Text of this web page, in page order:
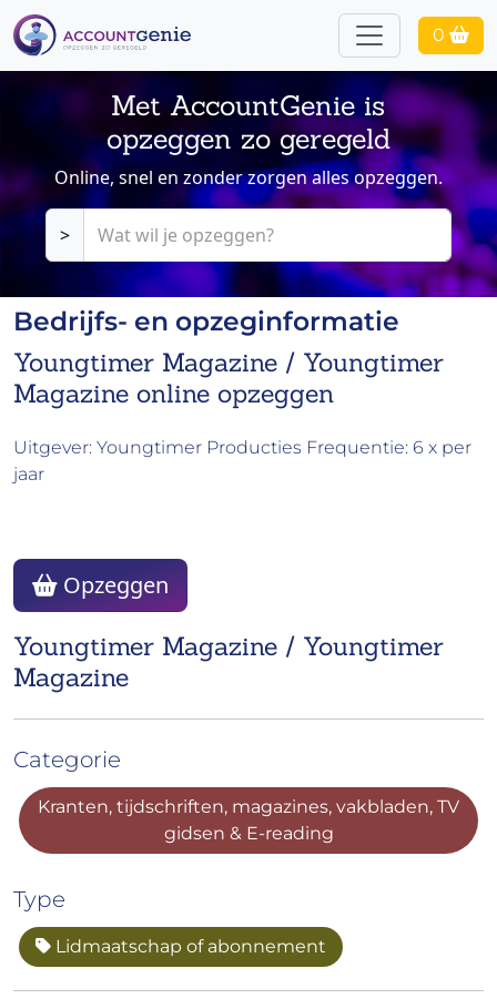
0
Met AccountGenie is
opzeggen zo geregeld
Online, snel en zonder zorgen alles opzeggen.
>
Bedrijfs- en opzeginformatie
Youngtimer Magazine / Youngtimer
Magazine online opzeggen
Uitgever: Youngtimer Producties Frequentie: 6 x per
jaar
Youngtimer Magazine / Youngtimer
Magazine
Opzeggen
Categorie
Kranten, tijdschriften, magazines, vakbladen, TV
gidsen & E-reading
Type
Lidmaatschap of abonnement